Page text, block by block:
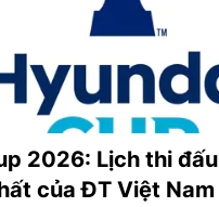
2026: Lịch thi
của ĐT Việt Nam